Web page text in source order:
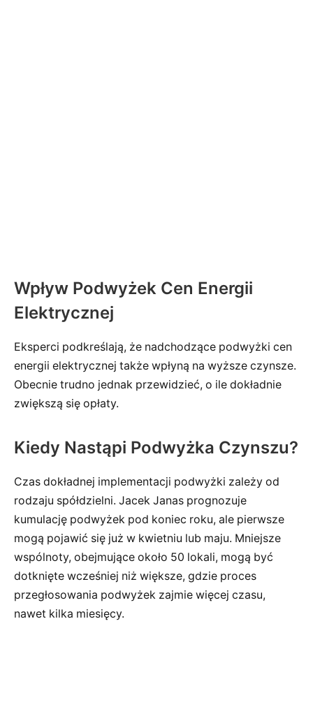
Wpływ Podwyżek Cen Energii
Elektrycznej
Eksperci podkreślają, że nadchodzące podwyżki cen
energii elektrycznej także wpłyną na wyższe czynsze.
Obecnie trudno jednak przewidzieć, o ile dokładnie
zwiększą się opłaty.
Kiedy Nastąpi Podwyżka Czynszu?
Czas dokładnej implementacji podwyżki zależy od
rodzaju spółdzielni. Jacek Janas prognozuje
kumulację podwyżek pod koniec roku, ale pierwsze
mogą pojawić się już w kwietniu lub maju. Mniejsze
wspólnoty, obejmujące około 50 lokali, mogą być
dotknięte wcześniej niż większe, gdzie proces
przegłosowania podwyżek zajmie więcej czasu,
nawet kilka miesięcy.